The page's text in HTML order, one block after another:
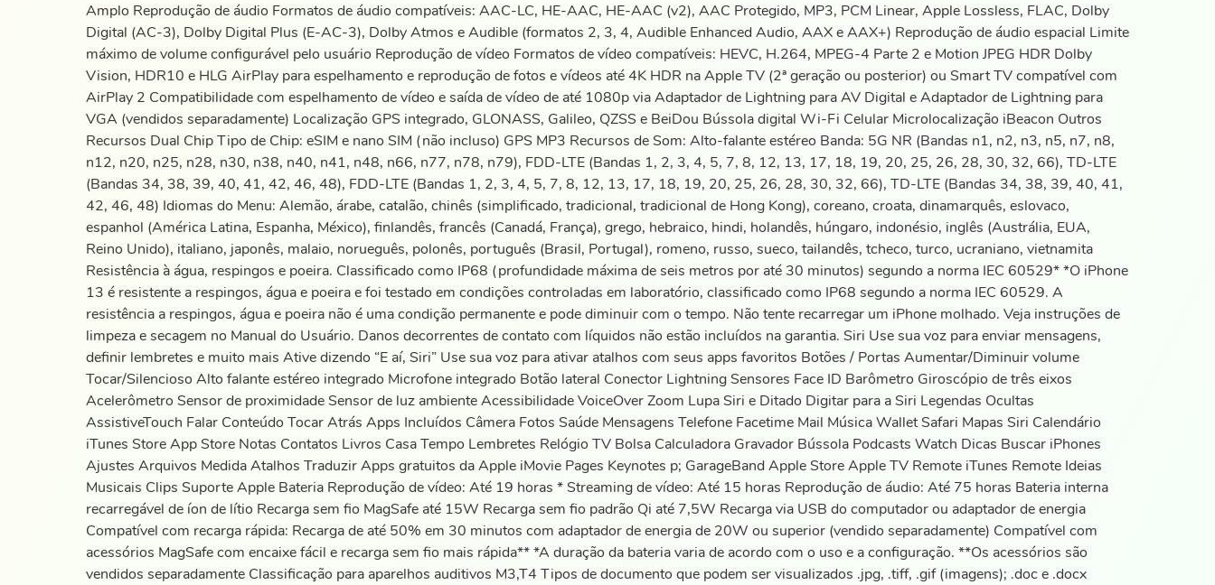
Amplo Reprodução de áudio Formatos de áudio compatíveis: AAC-LC, HE-AAC, HE-AAC (v2), AAC Protegido, MP3, PCM Linear, Apple Lossless, FLAC, Dolby
Digital (AC-3), Dolby Digital Plus (E-AC-3), Dolby Atmos e Audible (formatos 2, 3, 4, Audible Enhanced Audio, AAX e AAX+) Reprodução de áudio espacial Limite
máximo de volume configurável pelo usuário Reprodução de vídeo Formatos de vídeo compatíveis: HEVC, H.264, MPEG-4 Parte 2 e Motion JPEG HDR Dolby
Vision, HDR10 e HLG AirPlay para espelhamento e reprodução de fotos e vídeos até 4K HDR na Apple TV (2ª geração ou posterior) ou Smart TV compatível com
AirPlay 2 Compatibilidade com espelhamento de vídeo e saída de vídeo de até 1080p via Adaptador de Lightning para AV Digital e Adaptador de Lightning para
VGA (vendidos separadamente) Localização GPS integrado, GLONASS, Galileo, QZSS e BeiDou Bússola digital Wi-Fi Celular Microlocalização iBeacon Outros
Recursos Dual Chip Tipo de Chip: eSIM e nano SIM (não incluso) GPS MP3 Recursos de Som: Alto-falante estéreo Banda: 5G NR (Bandas n1, n2, n3, n5, n7, n8,
n12, n20, n25, n28, n30, n38, n40, n41, n48, n66, n77, n78, n79), FDD-LTE (Bandas 1, 2, 3, 4, 5, 7, 8, 12, 13, 17, 18, 19, 20, 25, 26, 28, 30, 32, 66), TD-LTE
(Bandas 34, 38, 39, 40, 41, 42, 46, 48), FDD-LTE (Bandas 1, 2, 3, 4, 5, 7, 8, 12, 13, 17, 18, 19, 20, 25, 26, 28, 30, 32, 66), TD-LTE (Bandas 34, 38, 39, 40, 41,
42, 46, 48) Idiomas do Menu: Alemão, árabe, catalão, chinês (simplificado, tradicional, tradicional de Hong Kong), coreano, croata, dinamarquês, eslovaco,
espanhol (América Latina, Espanha, México), finlandês, francês (Canadá, França), grego, hebraico, hindi, holandês, húngaro, indonésio, inglês (Austrália, EUA,
Reino Unido), italiano, japonês, malaio, norueguês, polonês, português (Brasil, Portugal), romeno, russo, sueco, tailandês, tcheco, turco, ucraniano, vietnamita
Resistência à água, respingos e poeira. Classificado como IP68 (profundidade máxima de seis metros por até 30 minutos) segundo a norma IEC 60529* *O iPhone
13 é resistente a respingos, água e poeira e foi testado em condições controladas em laboratório, classificado como IP68 segundo a norma IEC 60529. A
resistência a respingos, água e poeira não é uma condição permanente e pode diminuir com o tempo. Não tente recarregar um iPhone molhado. Veja instruções de
limpeza e secagem no Manual do Usuário. Danos decorrentes de contato com líquidos não estão incluídos na garantia. Siri Use sua voz para enviar mensagens,
definir lembretes e muito mais Ative dizendo “E aí, Siri” Use sua voz para ativar atalhos com seus apps favoritos Botões / Portas Aumentar/Diminuir volume
Tocar/Silencioso Alto falante estéreo integrado Microfone integrado Botão lateral Conector Lightning Sensores Face ID Barômetro Giroscópio de três eixos
Acelerômetro Sensor de proximidade Sensor de luz ambiente Acessibilidade VoiceOver Zoom Lupa Siri e Ditado Digitar para a Siri Legendas Ocultas
AssistiveTouch Falar Conteúdo Tocar Atrás Apps Incluídos Câmera Fotos Saúde Mensagens Telefone Facetime Mail Música Wallet Safari Mapas Siri Calendário
iTunes Store App Store Notas Contatos Livros Casa Tempo Lembretes Relógio TV Bolsa Calculadora Gravador Bússola Podcasts Watch Dicas Buscar iPhones
Ajustes Arquivos Medida Atalhos Traduzir Apps gratuitos da Apple iMovie Pages Keynotes p; GarageBand Apple Store Apple TV Remote iTunes Remote Ideias
Musicais Clips Suporte Apple Bateria Reprodução de vídeo: Até 19 horas * Streaming de vídeo: Até 15 horas Reprodução de áudio: Até 75 horas Bateria interna
recarregável de íon de lítio Recarga sem fio MagSafe até 15W Recarga sem fio padrão Qi até 7,5W Recarga via USB do computador ou adaptador de energia
Compatível com recarga rápida: Recarga de até 50% em 30 minutos com adaptador de energia de 20W ou superior (vendido separadamente) Compatível com
acessórios MagSafe com encaixe fácil e recarga sem fio mais rápida** *A duração da bateria varia de acordo com o uso e a configuração. **Os acessórios são
vendidos separadamente Classificação para aparelhos auditivos M3,T4 Tipos de documento que podem ser visualizados .jpg, .tiff, .gif (imagens); .doc e .docx